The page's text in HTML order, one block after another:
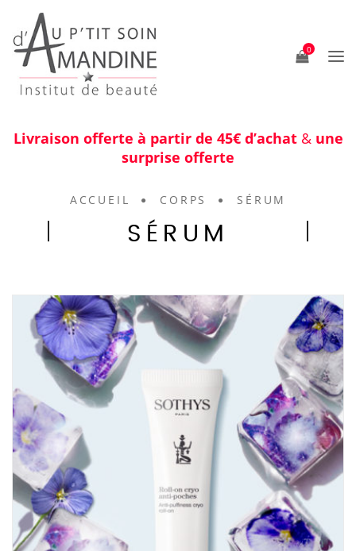
0
Livraison offerte à partir de 45€ d’achat & une
surprise offerte
ACCUEIL CORPS SÉRUM
SÉRUM